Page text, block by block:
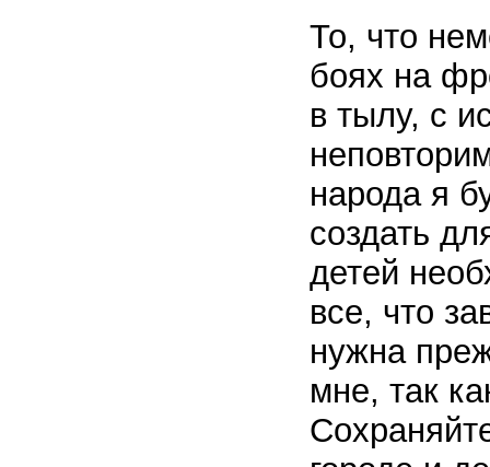
То, что
боях на
в тылу, с
народа я
создать
детей
все, что
нужна
мне, так